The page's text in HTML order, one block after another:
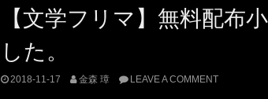
【文学フリマ】無料配布
した。
2018-11-17 金森 璋 LEAVE A COMMENT